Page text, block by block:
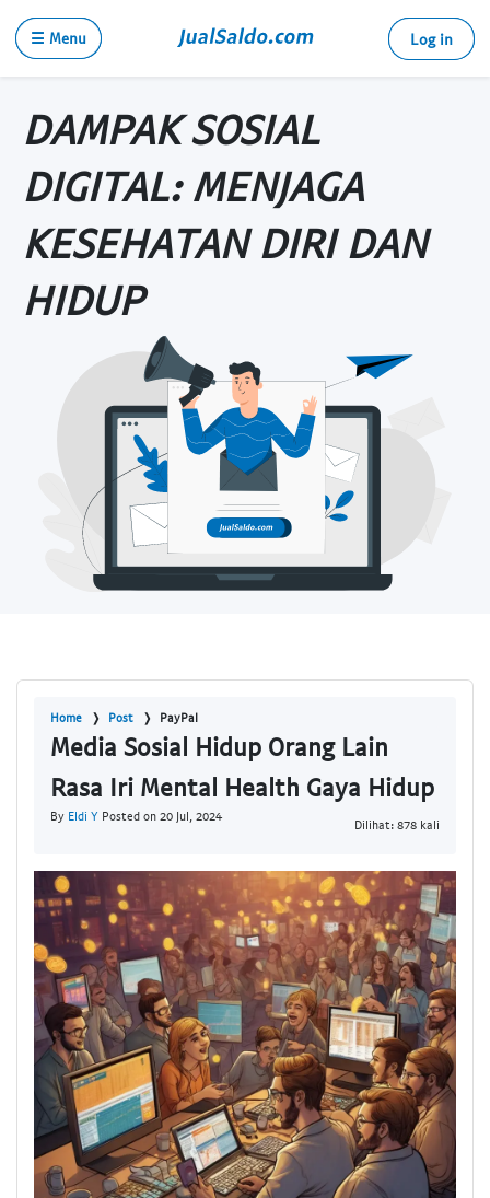
☰ Menu Log in
DAMPAK SOSIAL
DIGITAL: MENJAGA
KESEHATAN DIRI DAN
HIDUP
Home Post PayPal
Media Sosial Hidup Orang Lain
Rasa Iri Mental Health Gaya Hidup
By Eldi Y Posted on 20 Jul, 2024
Dilihat: 878 kali